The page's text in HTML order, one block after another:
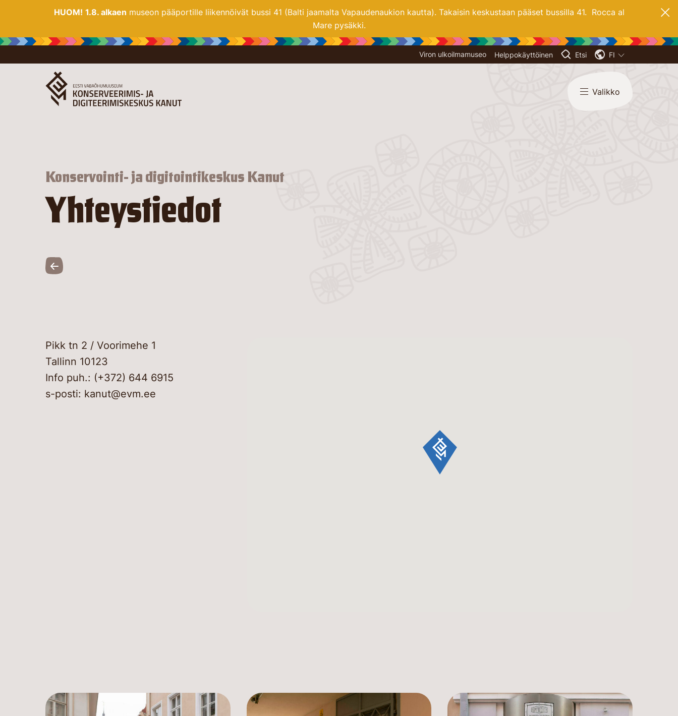
HUOM! 1.8. alkaen museon pääportille liikennöivät bussi 41 (Balti jaamalta Vapaudenaukion kautta). Takaisin keskustaan pääset bussilla 41. Rocca al
Mare pysäkki.
Viron ulkoilmamuseo Helppokäyttöinen Etsi FI
Valikko
Konservointi- ja digitointikeskus Kanut
Yhteystiedot
Pikk tn 2 / Voorimehe 1
Tallinn 10123
Info puh.: (+372) 644 6915
s-posti: kanut@evm.ee